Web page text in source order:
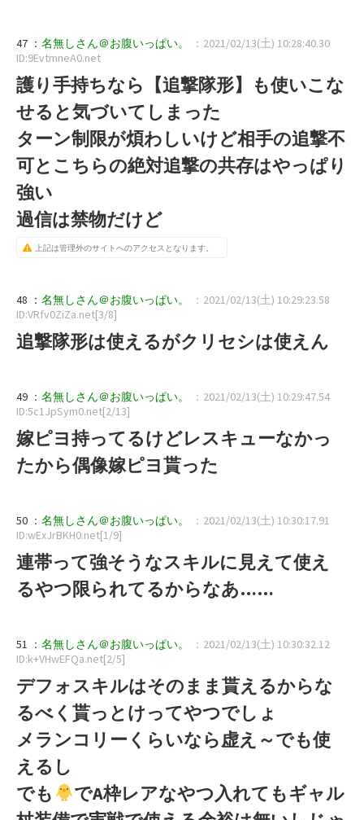
47 ： 名無しさん＠お腹いっぱい。
：2021/02/13(土) 10:28:40.30
ID:9EvtmneA0.net
護り手持ちなら【追撃隊形】も使いこな
せると気づいてしまった
ターン制限が煩わしいけど相手の追撃不
可とこちらの絶対追撃の共存はやっぱり
強い
過信は禁物だけど
上記は管理外のサイトへのアクセスとなります。
48 ： 名無しさん＠お腹いっぱい。
：2021/02/13(土) 10:29:23.58
ID:VRfv0ZiZa.net[3/8]
追撃隊形は使えるがクリセシは使えん
49 ： 名無しさん＠お腹いっぱい。
：2021/02/13(土) 10:29:47.54
ID:5c1JpSym0.net[2/13]
嫁ピヨ持ってるけどレスキューなかっ
たから偶像嫁ピヨ貰った
50 ： 名無しさん＠お腹いっぱい。
：2021/02/13(土) 10:30:17.91
ID:wExJrBKH0.net[1/9]
連帯って強そうなスキルに見えて使え
るやつ限られてるからなあ……
51 ： 名無しさん＠お腹いっぱい。
：2021/02/13(土) 10:30:32.12
ID:k+VHwEFQa.net[2/5]
デフォスキルはそのまま貰えるからな
るべく貰っとけってやつでしょ
メランコリーくらいなら虚え～でも使
えるし
でも
でA枠レアなやつ入れてもギャル